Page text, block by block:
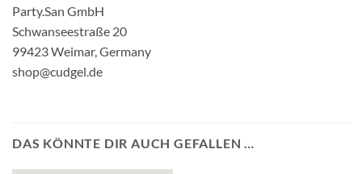
Party.San GmbH
Schwanseestraße 20
99423 Weimar, Germany
shop@cudgel.de
DAS KÖNNTE DIR AUCH GEFALLEN …